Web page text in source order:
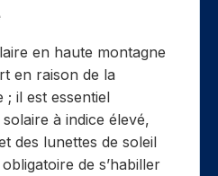
en haute montagne
en raison de la
; il est essentiel
à indice élevé,
des lunettes de soleil
de s’habiller